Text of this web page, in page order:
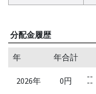
分配金履歴
年 年合計
2026年 0円 --
--